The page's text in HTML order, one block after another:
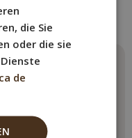
passt.
Einzelzimmer mit
1 Doppelbett
die Sie
oder die sie
de